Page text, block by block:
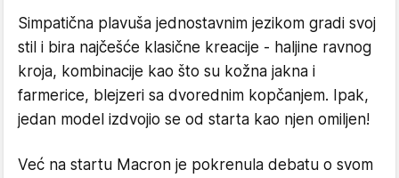
Simpatična plavuša jednostavnim jezikom gradi svoj
stil i bira najčešće klasične kreacije - haljine ravnog
kroja, kombinacije kao što su kožna jakna i
farmerice, blejzeri sa dvorednim kopčanjem. Ipak,
jedan model izdvojio se od starta kao njen omiljen!
Već na startu Macron je pokrenula debatu o svom